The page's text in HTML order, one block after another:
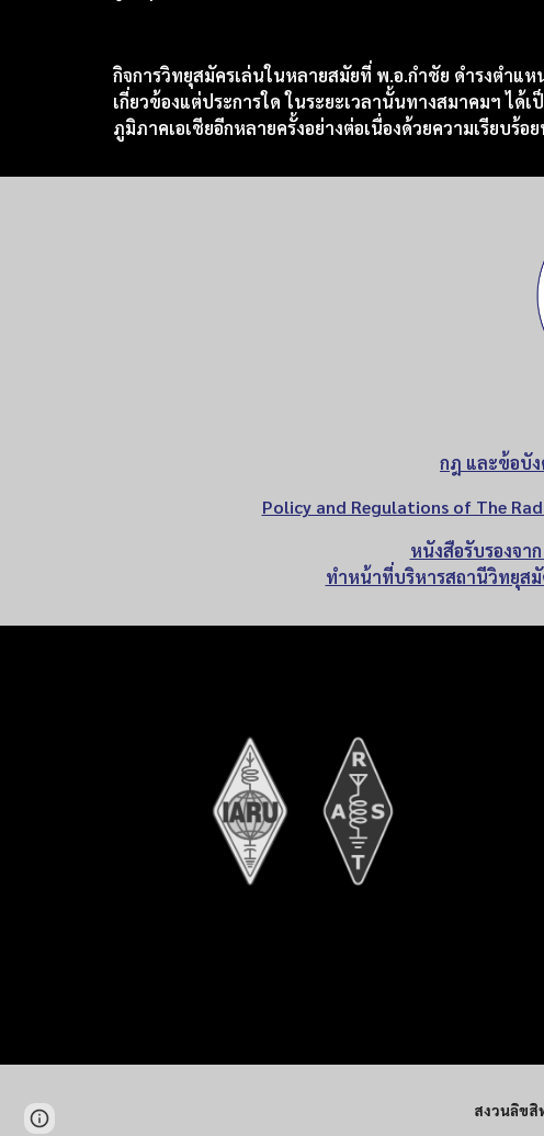
กิจการวิทยุสมัครเล่นในหลายสมัยที่ พ.อ.กำชัย ดำรงตำแ
เกี่ยวข้องแต่ประการใด ในระยะเวลานั้นทางสมาคมฯ ได้
ภูมิภาคเอเชียอีกหลายครั้งอย่างต่อเนื่องด้วยความเรียบร้อ
กฎ และข้อบั
Policy and Regulations of The
หนังสือรับรองจา
ทำหน้าที่บริหารสถานีวิทยุสมั
สงวนลิขสิ